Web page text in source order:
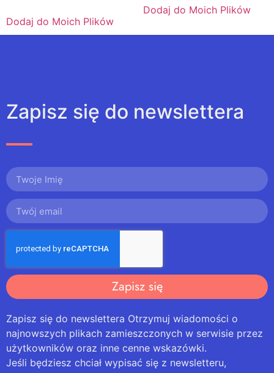
Dodaj do Moich Plików
Dodaj do Moich Plików
Zapisz się do newslettera
Zapisz się
Zapisz się do newslettera Otrzymuj wiadomości o
najnowszych plikach zamieszczonych w serwisie przez
użytkowników oraz inne cenne wskazówki.
Jeśli będziesz chciał wypisać się z newsletteru,